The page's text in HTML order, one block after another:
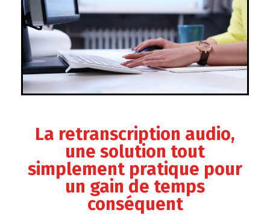
La retranscription audio,
une solution tout
simplement pratique pour
un gain de temps
conséquent